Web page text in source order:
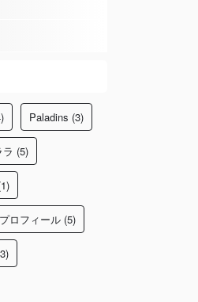
Paladins (3)
(5)
プロフィール (5)